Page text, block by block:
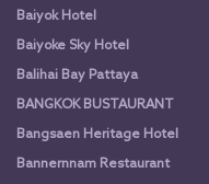
Baiyok Hotel
Baiyoke Sky Hotel
Balihai Bay Pattaya
BANGKOK BUSTAURANT
Bangsaen Heritage Hotel
Bannernnam Restaurant